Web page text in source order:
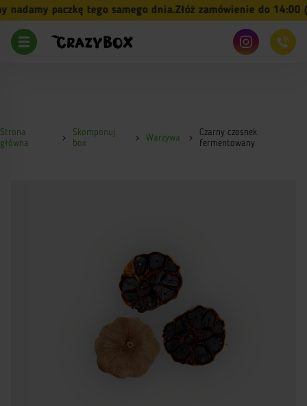
paczkę tego samego dnia.Złóż zamówienie do 14:00
Strona
główna
Skomponuj
box
Warzywa
Czarny czosnek
fermentowany